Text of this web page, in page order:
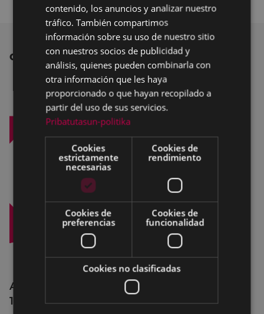
OTRAS NOTICIAS
Afecciones al tráfico en la calle Egogain del
10 al 23 de agosto, por motivo de obras
SPANISH
contenido, los anuncios y analizar nuestro
tráfico. También compartimos
información sobre su uso de nuestro sitio
con nuestros socios de publicidad y
análisis, quienes pueden combinarla con
otra información que les haya
proporcionado o que hayan recopilado a
partir del uso de sus servicios.
Pribatutasun-politika
Cookies
estrictamente
necesarias
Cookies de
rendimiento
Cookies de
preferencias
Cookies de
funcionalidad
Cookies no clasificadas